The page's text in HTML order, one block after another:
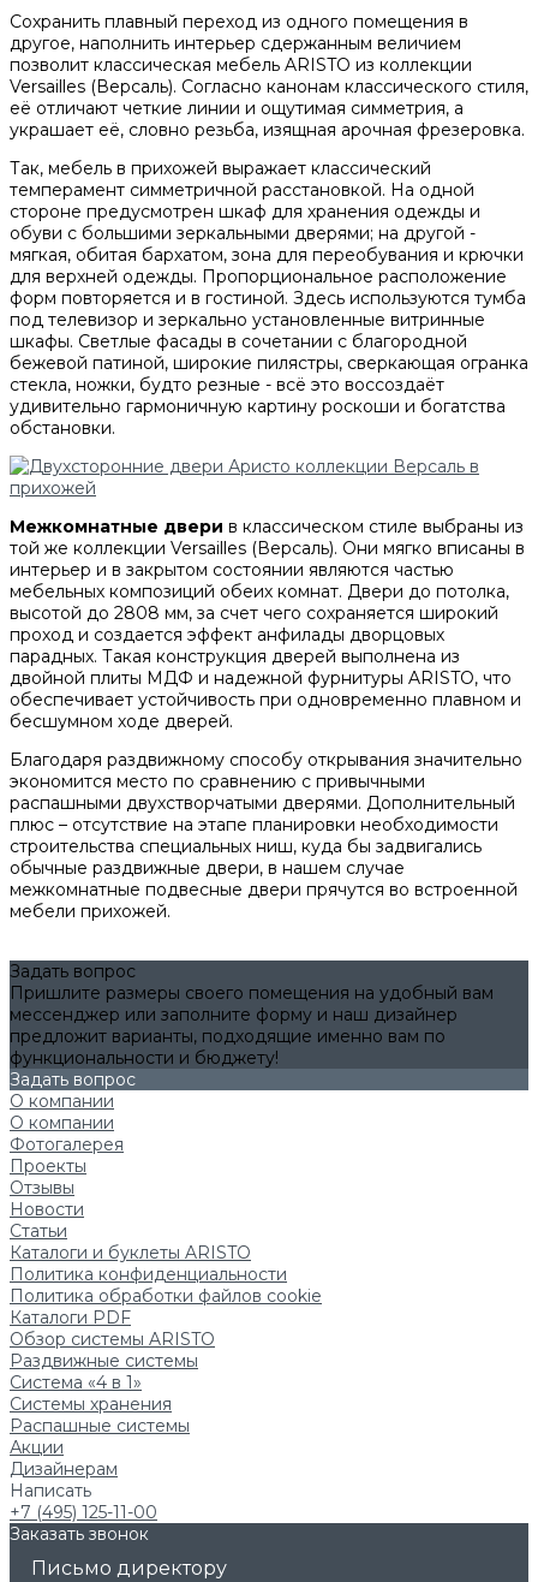
Сохранить плавный переход из одного помещения в
другое, наполнить интерьер сдержанным величием
позволит классическая мебель ARISTO из коллекции
Versailles (Версаль). Согласно канонам классического стиля,
её отличают четкие линии и ощутимая симметрия, а
украшает её, словно резьба, изящная арочная фрезеровка.
Так, мебель в прихожей выражает классический
темперамент симметричной расстановкой. На одной
стороне предусмотрен шкаф для хранения одежды и
обуви с большими зеркальными дверями; на другой -
мягкая, обитая бархатом, зона для переобувания и крючки
для верхней одежды. Пропорциональное расположение
форм повторяется и в гостиной. Здесь используются тумба
под телевизор и зеркально установленные витринные
шкафы. Светлые фасады в сочетании с благородной
бежевой патиной, широкие пилястры, сверкающая огранка
стекла, ножки, будто резные - всё это воссоздаёт
удивительно гармоничную картину роскоши и богатства
обстановки.
Межкомнатные двери в классическом стиле выбраны из
той же коллекции Versailles (Версаль). Они мягко вписаны в
интерьер и в закрытом состоянии являются частью
мебельных композиций обеих комнат. Двери до потолка,
высотой до 2808 мм, за счет чего сохраняется широкий
проход и создается эффект анфилады дворцовых
парадных. Такая конструкция дверей выполнена из
двойной плиты МДФ и надежной фурнитуры ARISTO, что
обеспечивает устойчивость при одновременно плавном и
бесшумном ходе дверей.
Благодаря раздвижному способу открывания значительно
экономится место по сравнению с привычными
распашными двухстворчатыми дверями. Дополнительный
плюс – отсутствие на этапе планировки необходимости
строительства специальных ниш, куда бы задвигались
обычные раздвижные двери, в нашем случае
межкомнатные подвесные двери прячутся во встроенной
мебели прихожей.
Задать вопрос
Пришлите размеры своего помещения на удобный вам
мессенджер или заполните форму и наш дизайнер
предложит варианты, подходящие именно вам по
функциональности и бюджету!
Задать вопрос
О компании
О компании
Фотогалерея
Проекты
Отзывы
Новости
Статьи
Каталоги и буклеты ARISTO
Политика конфиденциальности
Политика обработки файлов cookie
Каталоги PDF
Обзор системы ARISTO
Раздвижные системы
Система «4 в 1»
Системы хранения
Распашные системы
Акции
Дизайнерам
Написать
+7 (495) 125-11-00
Заказать звонок
Письмо директору